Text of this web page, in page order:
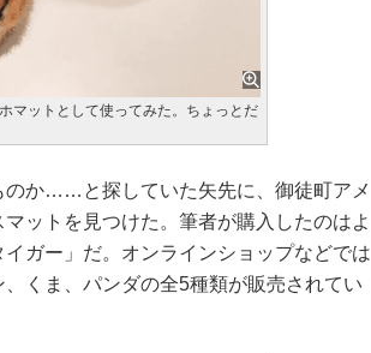
マットとして使ってみた。ちょっとだ
か……と探していた矢先に、御徒町アメ
ットを見つけた。筆者が購入したのはよ
ガー」だ。オンラインショップなどでは
くま、パンダの全5種類が販売されてい